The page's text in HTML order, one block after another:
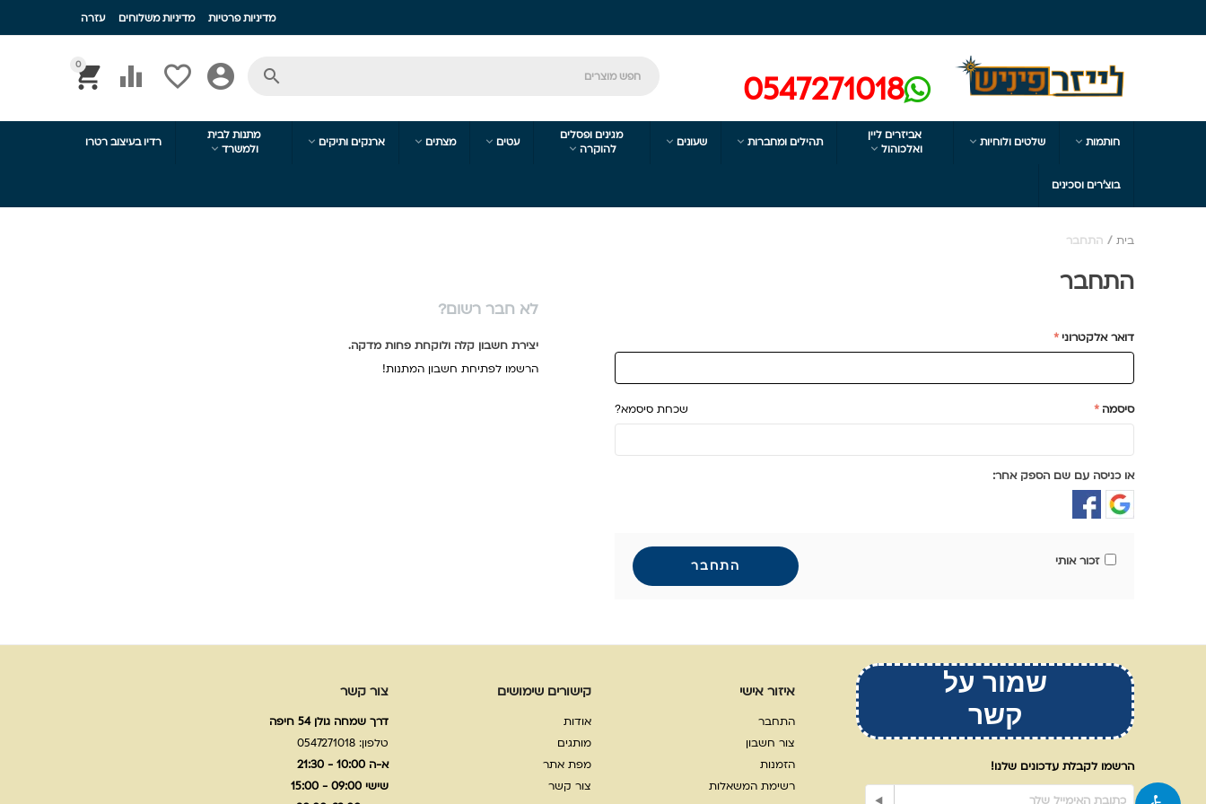
מדיניות פרטיות מדיניות משלוחים עזרה
0547271018
0
 
  
חותמות  שלטים ולוחיות 
אביזרים ליין
ואלכוהול  תהילים ומחברות  שעונים 
מגינים ופסלים
להוקרה  עטים  מצתים  ארנקים ותיקים 
מתנות לבית
ולמשרד  רדיו בעיצוב רטרו
בוצ'רים וסכינים
בית / התחבר
התחבר
דואר אלקטרוני
סיסמה שכחת סיסמא?
או כניסה עם שם הספק אחר:
התחבר זכור אותי
לא חבר רשום?
יצירת חשבון קלה ולוקחת פחות מדקה.
הרשמו לפתיחת חשבון המתנות!
שמור על
קשר
הרשמו לקבלת עדכונים שלנו!
איזור אישי
התחבר
צור חשבון
הזמנות
רשימת המשאלות
קישורים שימושים
אודות
מותגים
מפת אתר
צור קשר
צור קשר
דרך שמחה גולן 54 חיפה
טלפון: 0547271018
א-ה 10:00 - 21:30
שישי 09:00 - 15:00